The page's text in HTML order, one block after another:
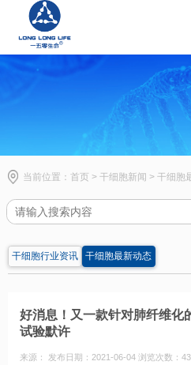
当前位置：首页 >干细胞新闻 >干细胞
干细胞行业资讯 干细胞最新动态
好消息！又一款针对肺纤维化
试验默许
来源： 发布日期：2021-06-04 浏览次数：